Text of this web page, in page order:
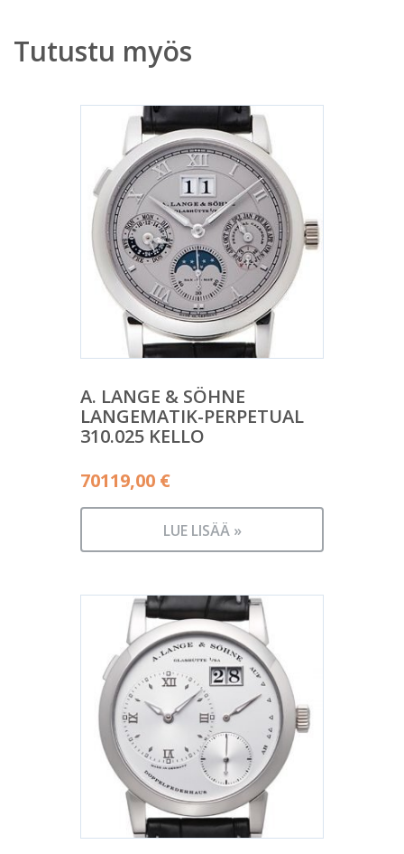
Tutustu myös
A. LANGE & SÖHNE
LANGEMATIK-PERPETUAL
310.025 KELLO
70119,00 €
LUE LISÄÄ »